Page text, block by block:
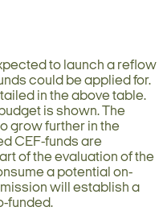
to launch a reflow
could be applied for.
in the above table.
is shown. The
grow further in the
CEF-funds are
of the evaluation of the
a potential on-
will establish a
funded.